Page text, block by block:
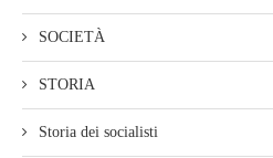
SOCIETÀ
STORIA
Storia dei socialisti